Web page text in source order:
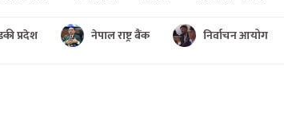
प्रदेश नेपाल राष्ट्र बैंक निर्वाचन आयोग